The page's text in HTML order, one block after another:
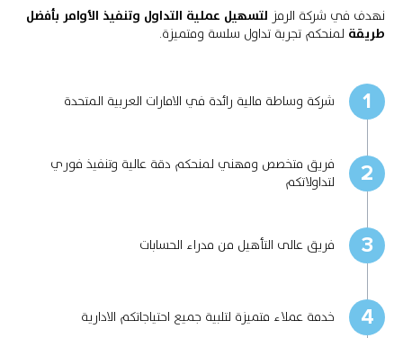
نهدف في شركة الرمز لتسهيل عملية التداول وتنفيذ الأوامر بأفضل
طريقة لمنحكم تجربة تداول سلسة ومتميزة.
1 شركة وساطة مالية رائدة في الامارات العربية المتحدة
2
فريق متخصص ومهني لمنحكم دقة عالية وتنفيذ فوري
لتداولاتكم
3 فريق عالى التأهيل من مدراء الحسابات
4 خدمة عملاء متميزة لتلبية جميع احتياجاتكم الادارية